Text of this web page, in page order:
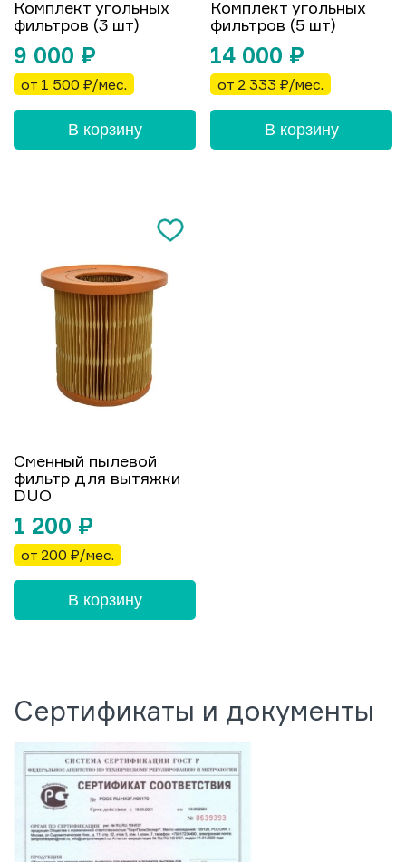
Комплект угольных
фильтров (3 шт)
9 000 ₽
от 1 500 ₽/мес.
В корзину
Комплект угольных
фильтров (5 шт)
14 000 ₽
от 2 333 ₽/мес.
В корзину
Сменный пылевой
фильтр для вытяжки
DUO
1 200 ₽
от 200 ₽/мес.
В корзину
Сертификаты и документы